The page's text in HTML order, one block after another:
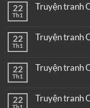
22
Th1
Truyện tranh
22
Th1
Truyện tranh
22
Th1
Truyện tranh
22 Truyện tranh